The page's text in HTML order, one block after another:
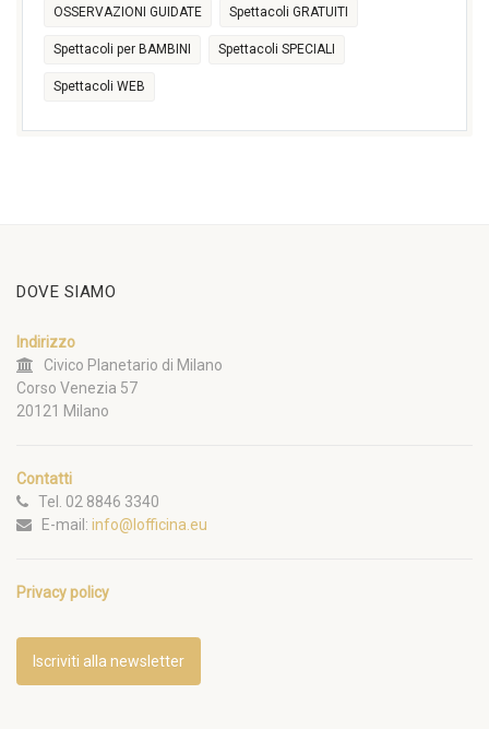
OSSERVAZIONI GUIDATE Spettacoli GRATUITI
Spettacoli per BAMBINI Spettacoli SPECIALI
Spettacoli WEB
DOVE SIAMO
Indirizzo
Civico Planetario di Milano
Corso Venezia 57
20121 Milano
Contatti
Tel. 02 8846 3340
E-mail: info@lofficina.eu
Privacy policy
Iscriviti alla newsletter